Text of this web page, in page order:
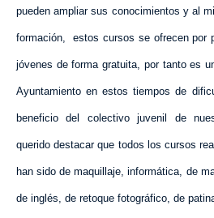
pueden ampliar sus conocimientos y al
formación, estos cursos se ofrecen por
jóvenes de forma gratuita, por tanto es
Ayuntamiento en estos tiempos de
beneficio del colectivo juvenil de
querido destacar que todos los cursos
han sido de maquillaje, informática, de
de inglés, de retoque fotográfico, de